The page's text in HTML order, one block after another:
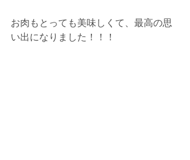
お肉もとっても美味しくて、最高の思
い出になりました！！！